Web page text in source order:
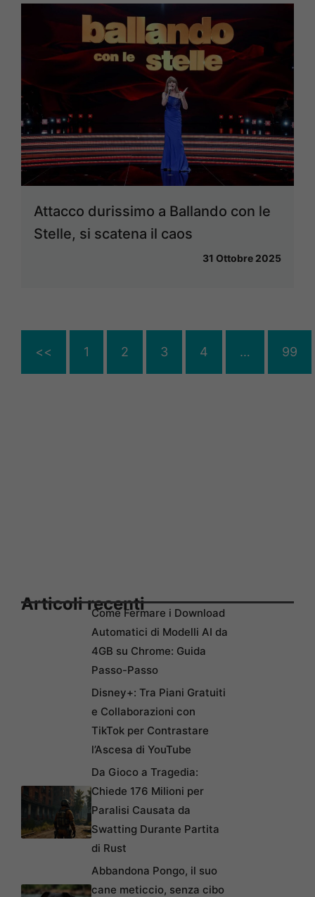
Attacco durissimo a Ballando con le
Stelle, si scatena il caos
31 Ottobre 2025
<< 1 2 3 4 … 99
Articoli recentiCome Fermare i Download
Automatici di Modelli AI da
4GB su Chrome: Guida
Passo-Passo
Disney+: Tra Piani Gratuiti
e Collaborazioni con
TikTok per Contrastare
l’Ascesa di YouTube
Da Gioco a Tragedia:
Chiede 176 Milioni per
Paralisi Causata da
Swatting Durante Partita
di Rust
Abbandona Pongo, il suo
cane meticcio, senza cibo